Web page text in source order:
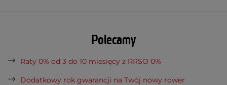
Polecamy
Raty 0% od 3 do 10 miesięcy z RRSO 0%
Dodatkowy rok gwarancji na Twój nowy rower